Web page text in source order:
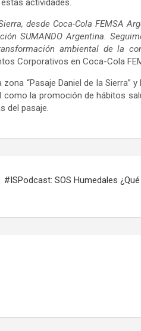
actividades.
desde Coca-Cola FEMSA
SUMANDO Argentina.
ambiental de la
Corporativos en Coca-Cola
“Pasaje Daniel de la Sierra”
la promoción de hábitos
del pasaje.
#ISPodcast: SOS Humedales